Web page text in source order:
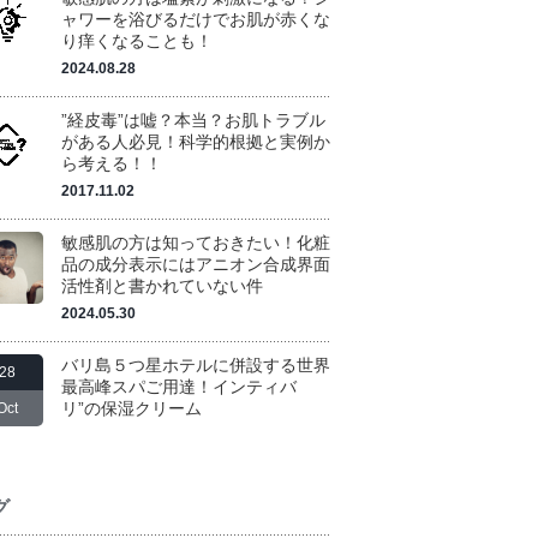
ャワーを浴びるだけでお肌が赤くな
り痒くなることも！
2024.08.28
”経皮毒”は嘘？本当？お肌トラブル
がある人必見！科学的根拠と実例か
ら考える！！
2017.11.02
敏感肌の方は知っておきたい！化粧
品の成分表示にはアニオン合成界面
活性剤と書かれていない件
2024.05.30
28
バリ島５つ星ホテルに併設する世界
最高峰スパご用達！インティバ
リ”の保湿クリーム